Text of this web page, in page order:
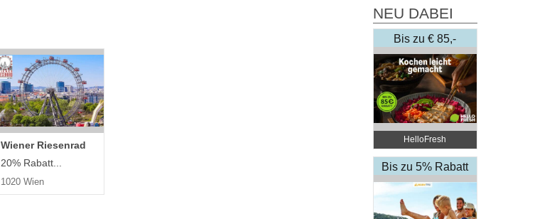
Wiener Riesenrad
20% Rabatt...
1020 Wien
NEU DABEI
Bis zu € 85,-
Rabatt
HelloFresh
Bis zu 5% Rabatt